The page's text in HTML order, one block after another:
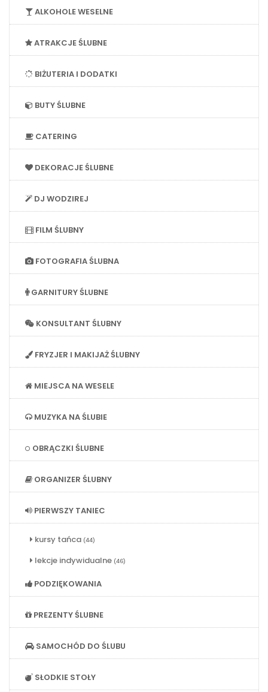
ALKOHOLE WESELNE
ATRAKCJE ŚLUBNE
BIŻUTERIA I DODATKI
BUTY ŚLUBNE
CATERING
DEKORACJE ŚLUBNE
DJ WODZIREJ
FILM ŚLUBNY
FOTOGRAFIA ŚLUBNA
GARNITURY ŚLUBNE
KONSULTANT ŚLUBNY
FRYZJER I MAKIJAŻ ŚLUBNY
MIEJSCA NA WESELE
MUZYKA NA ŚLUBIE
OBRĄCZKI ŚLUBNE
ORGANIZER ŚLUBNY
PIERWSZY TANIEC
kursy tańca (44)
lekcje indywidualne (46)
PODZIĘKOWANIA
PREZENTY ŚLUBNE
SAMOCHÓD DO ŚLUBU
SŁODKIE STOŁY